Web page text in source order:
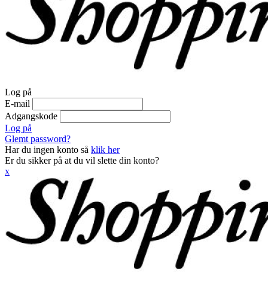
Log på
E-mail
Adgangskode
Log på
Glemt password?
Har du ingen konto så klik her
Er du sikker på at du vil slette din konto?
x